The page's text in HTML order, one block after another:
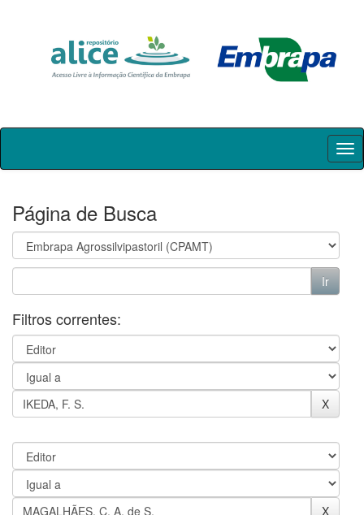
Skip
Página de Busca
Filtros correntes: